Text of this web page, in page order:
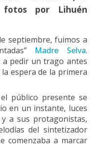
fotos por Lihuén
septiembre, fuimos a
Madre Selva.
a pedir un trago antes
espera de la primera
público presente se
en un instante, luces
a sus protagonistas,
del sintetizador
comenzaba a marcar